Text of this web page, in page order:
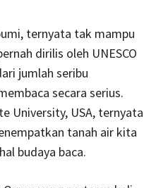
ternyata tak mampu
dirilis oleh UNESCO
jumlah seribu
secara serius.
University, USA, ternyata
tanah air kita
budaya baca.